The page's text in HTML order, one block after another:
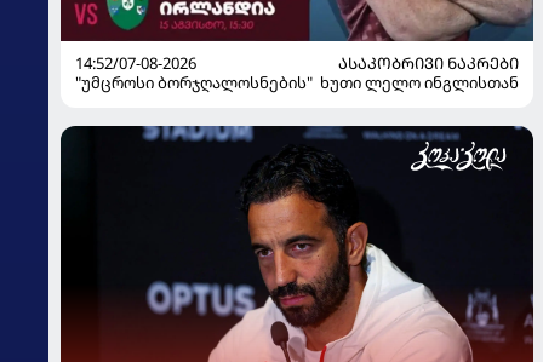
14:52/07-08-2026
ᲐᲡᲐᲙᲝᲑᲠᲘᲕᲘ ᲜᲐᲙᲠᲔᲑᲘ
"უმცროსი ბორჯღალოსნების" ხუთი ლელო ინგლისთან